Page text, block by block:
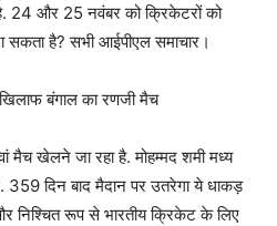
24 और 25 नवंबर को क्रिकेटरों को
सकता है? सभी आईपीएल समाचार।
बंगाल का रणजी मैच
मैच खेलने जा रहा है. मोहम्मद शमी मध्य
दिन बाद मैदान पर उतरेगा ये धाकड़
निश्चित रूप से भारतीय क्रिकेट के लिए